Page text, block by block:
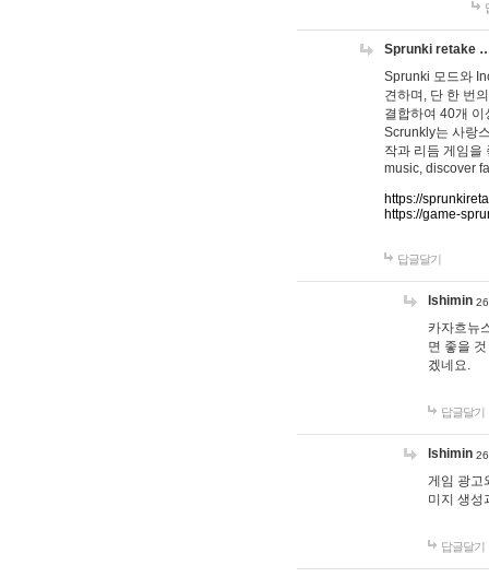
Sprunki retake
Sprunki 모드와
견하며, 단 한 번
결합하여 40개
Scrunkly는 사랑
작과 리듬 게임을
music, discover
https://
https://game-
답글달기
lshimin
카자흐뉴
면 좋을
겠네요.
답글달기
lshimin
게임 광고
미지 생성
답글달기